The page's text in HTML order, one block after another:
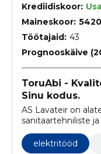
Krediidiskoor:
Maineskoor: 5420
Töötajaid: 43
Prognooskäive
ToruAbi -
Sinu kodus.
AS Lavateir on
sanitaartehniliste
tuntud kaubamärgi
usaldusväärseid ja
elektritööd